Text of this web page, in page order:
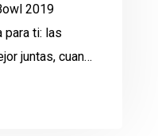
2019
para ti: las
juntas, cuando
se